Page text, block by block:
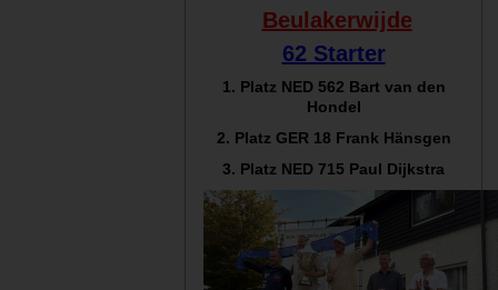
Beulakerwijde
62 Starter
1. Platz NED 562 Bart van den
Hondel
2. Platz GER 18 Frank Hänsgen
3. Platz NED 715 Paul Dijkstra